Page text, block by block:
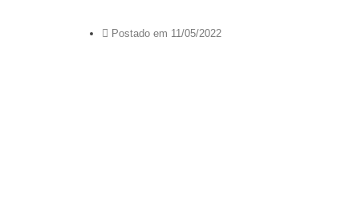
Postado em 11/05/2022